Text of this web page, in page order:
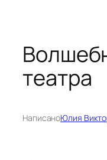
театра
НаписаноЮлия